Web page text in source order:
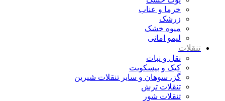
خرما و عناب
زرشک
میوه خشک
لیمو امانی
تنقلات
نقل و نبات
کیک و بیسکویت
گز، سوهان و سایر تنقلات شیرین
تنقلات ترش
تنقلات شور